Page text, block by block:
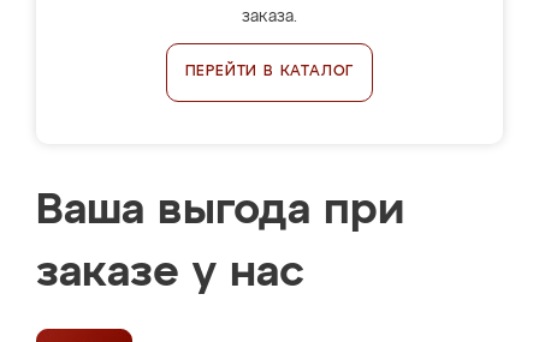
заказа.
ПЕРЕЙТИ В КАТАЛОГ
Ваша выгода при
заказе у нас